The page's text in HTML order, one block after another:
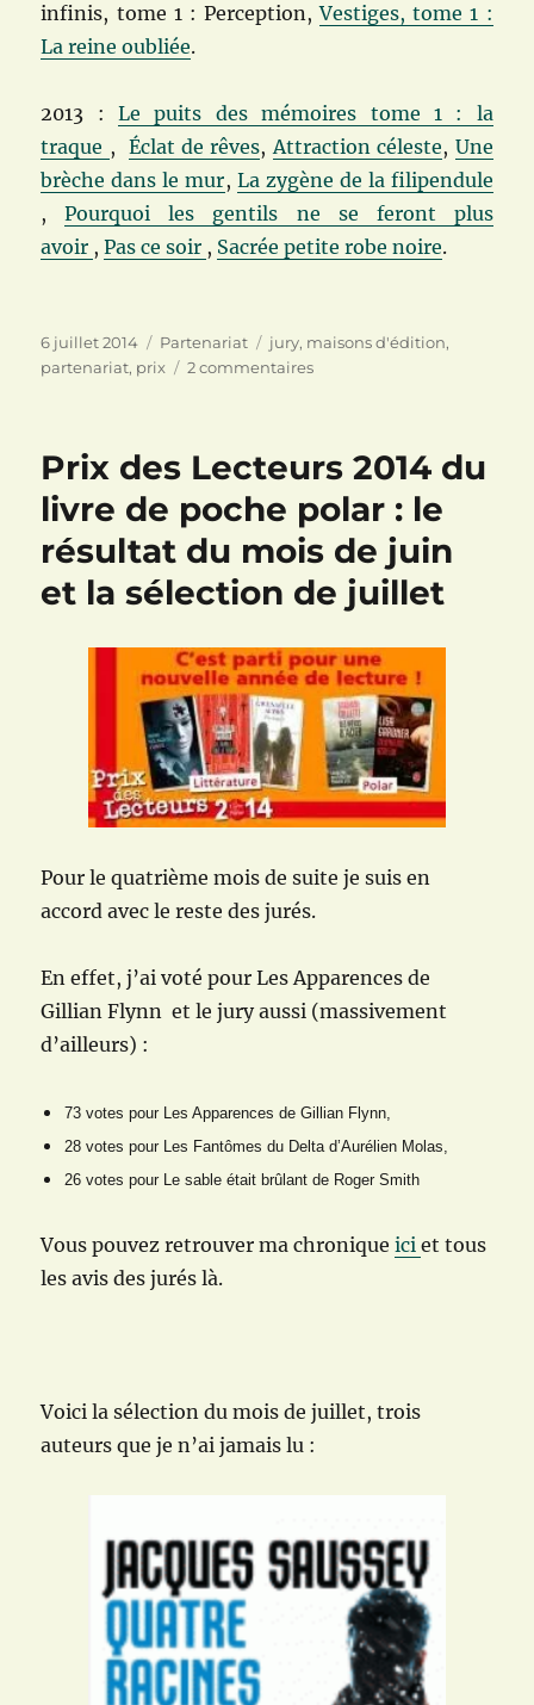
infinis, tome 1 : Perception,Vestiges, tome 1 :
La reine oubliée.
2013 :Le puits des mémoires tome 1 : la
traque , Éclat de rêves,Attraction céleste, Une
brèche dans le mur, La zygène de la filipendule
,Pourquoi les gentils ne se feront plus
avoir ,Pas ce soir , Sacrée petite robe noire.
Publié
le
6 juillet 2014 Catégories
Partenariat Étiquettes
jury, maisons d'édition,
partenariat, prix 2 commentairessur
Prix des Lecteurs 2014 du
livre de poche polar : le
résultat du mois de juin
et la sélection de juillet
Pour le quatrième mois de suite je suis en
accord avec le reste des jurés.
En effet, j’ai voté pour Les Apparences de
Gillian Flynn et le jury aussi (massivement
d’ailleurs) :
73 votes pour Les Apparences de Gillian Flynn,
28 votes pour Les Fantômes du Delta d’Aurélien Molas,
26 votes pour Le sable était brûlant de Roger Smith
Vous pouvez retrouver ma chroniqueiciet tous
les avis des jurés là.
Voici la sélection du mois de juillet, trois
auteurs que je n’ai jamais lu :